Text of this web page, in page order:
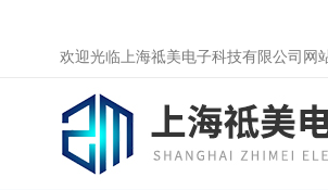
欢迎光临上海祗美电子科技有限公司网